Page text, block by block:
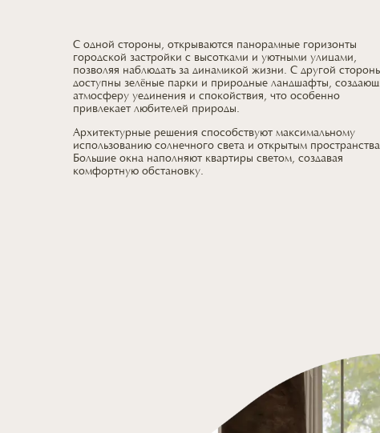
С одной стороны, открываются панорамные горизонты
городской застройки с высотками и уютными улицами,
позволяя наблюдать за динамикой жизни. С другой
доступны зелёные парки и природные ландшафты,
атмосферу уединения и спокойствия, что особенно
привлекает любителей природы.
Архитектурные решения способствуют максимальному
использованию солнечного света и открытым
Большие окна наполняют квартиры светом, создавая
комфортную обстановку.